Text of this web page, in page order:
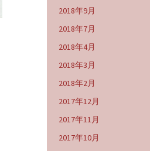
2018年9月
2018年7月
2018年4月
2018年3月
2018年2月
2017年12月
2017年11月
2017年10月